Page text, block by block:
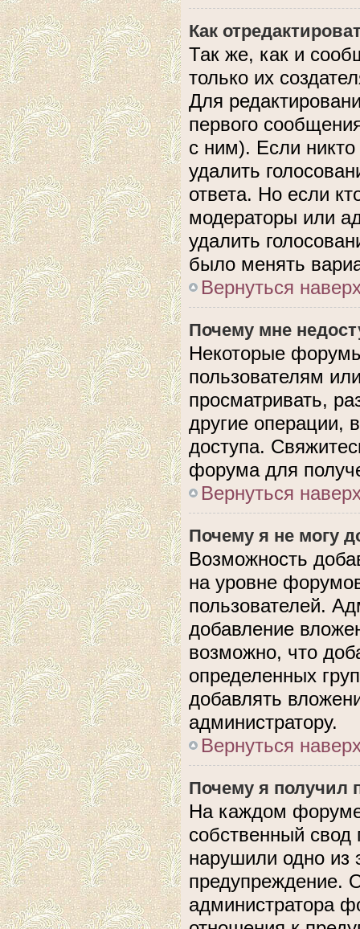
Как
Так же, как и
только их
Для
первого
с ним). Если
удалить
ответа. Но если
модераторы или
удалить
было менять
Вернуться
Почему мне
Некоторые
пользователям
просматривать,
другие операции,
доступа.
форума для
Вернуться
Почему я не могу
Возможность
на уровне
пользователей.
добавление
возможно, что
определенных
добавлять
администратору.
Вернуться
Почему я получил
На каждом
собственный
нарушили одно из
предупреждение.
администратора